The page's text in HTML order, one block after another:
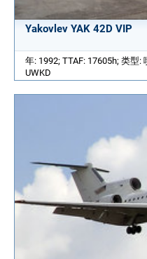
Yakovlev YAK 42D VIP
年: 1992; TTAF: 17605h; 类型:
UWKD